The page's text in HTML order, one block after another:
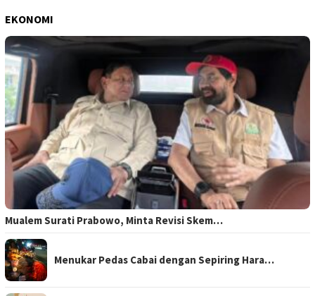
EKONOMI
Mualem Surati Prabowo, Minta Revisi Skem…
Menukar Pedas Cabai dengan Sepiring Hara…